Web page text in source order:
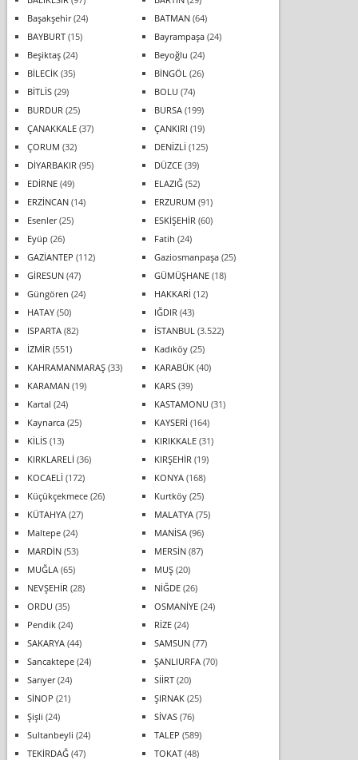
Başakşehir(24) BATMAN(64)
BAYBURT(15) Bayrampaşa(24)
Beşiktaş(24) Beyoğlu (24)
BİLECİK(35) BİNGÖL (26)
BİTLİS(29) BOLU (74)
BURDUR (25) BURSA(199)
ÇANAKKALE(37) ÇANKIRI (19)
ÇORUM (32) DENİZLİ (125)
DİYARBAKIR (95) DÜZCE(39)
EDİRNE(49) ELAZIĞ(52)
ERZİNCAN(14) ERZURUM (91)
Esenler(25) ESKİŞEHİR (60)
Eyüp (26) Fatih (24)
GAZİANTEP (112) Gaziosmanpaşa(25)
GİRESUN(47) GÜMÜŞHANE(18)
Güngören (24) HAKKARİ (12)
HATAY(50) IĞDIR (43)
ISPARTA(82) İSTANBUL (3.522)
İZMİR (551) Kadıköy(25)
KAHRAMANMARAŞ(33) KARABÜK(40)
KARAMAN(19) KARS(39)
Kartal (24) KASTAMONU (31)
Kaynarca(25) KAYSERİ (164)
KİLİS(13) KIRIKKALE(31)
KIRKLARELİ (36) KIRŞEHİR (19)
KOCAELİ (172) KONYA(168)
Küçükçekmece(26) Kurtköy(25)
KÜTAHYA(27) MALATYA(75)
Maltepe(24) MANİSA(96)
MARDİN(53) MERSİN(87)
MUĞLA(65) MUŞ(20)
NEVŞEHİR (28) NİĞDE(26)
ORDU (35) OSMANİYE(24)
Pendik(24) RİZE(24)
SAKARYA(44) SAMSUN(77)
Sancaktepe(24) ŞANLIURFA(70)
Sarıyer(24) SİİRT(20)
SİNOP (21) ŞIRNAK(25)
Şişli (24) SİVAS(76)
Sultanbeyli (24) TALEP (589)
TEKİRDAĞ(47) TOKAT(48)